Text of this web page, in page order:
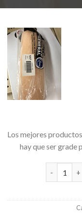
Los mejores
hay que ser grade